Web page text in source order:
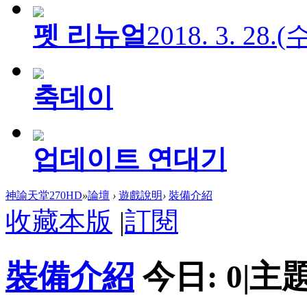
펫 리뉴얼2018. 3. 28.(
축데이
업데이트 연대기
神諭天堂270HD»論壇 › 遊戲說明› 裝備介紹
收藏本版 |訂閱
裝備介紹 今日: 0|主